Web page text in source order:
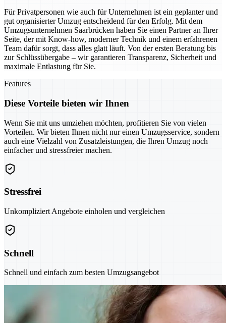
Für Privatpersonen wie auch für Unternehmen ist ein geplanter und
gut organisierter Umzug entscheidend für den Erfolg. Mit dem
Umzugsunternehmen Saarbrücken haben Sie einen Partner an Ihrer
Seite, der mit Know-how, moderner Technik und einem erfahrenen
Team dafür sorgt, dass alles glatt läuft. Von der ersten Beratung bis
zur Schlüssübergabe – wir garantieren Transparenz, Sicherheit und
maximale Entlastung für Sie.
Features
Diese Vorteile bieten wir Ihnen
Wenn Sie mit uns umziehen möchten, profitieren Sie von vielen
Vorteilen. Wir bieten Ihnen nicht nur einen Umzugsservice, sondern
auch eine Vielzahl von Zusatzleistungen, die Ihren Umzug noch
einfacher und stressfreier machen.
Stressfrei
Unkompliziert Angebote einholen und vergleichen
Schnell
Schnell und einfach zum besten Umzugsangebot